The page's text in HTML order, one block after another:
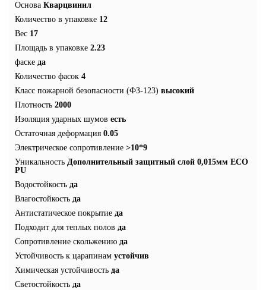
Основа Кварцвинил
Количество в упаковке 12
Вес 17
Площадь в упаковке 2.23
фаске да
Количество фасок 4
Класс пожарной безопасности (ФЗ-123) высокий
Плотность 2000
Изоляция ударных шумов есть
Остаточная деформация 0.05
Электрическое сопротивление >10*9
Уникальность Дополнительный защитный слой 0,015мм ECO
PU
Водостойкость да
Влагостойкость да
Антистатическое покрытие да
Подходит для теплых полов да
Сопротивление скольжению да
Устойчивость к царапинам устойчив
Химическая устойчивость да
Светостойкость да